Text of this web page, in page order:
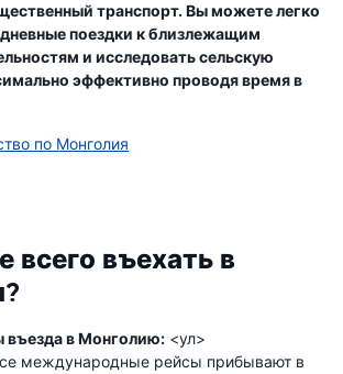
транспорт. Вы можете легко
поездки к близлежащим
и исследовать сельскую
эффективно проводя время в
по Монголия
всего въехать в
въезда в Монголию: <ул>
международные рейсы прибывают в